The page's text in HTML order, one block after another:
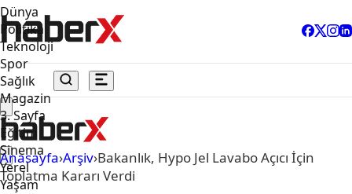
Dünya
Politika
Teknoloji
Spor
Sağlık
Magazin
3. Sayfa
Eğitim
Sinema
Yerel
Yaşam
Anasayfa›Arşiv›Bakanlık, Hypo Jel Lavabo Açıcı İçin
Toplatma Kararı Verdi